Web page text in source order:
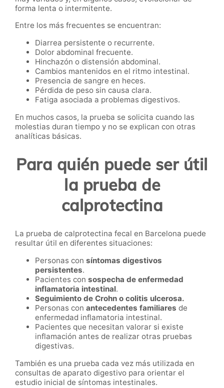
forma lenta o intermitente.
Entre los más frecuentes se encuentran:
Diarrea persistente o recurrente.
Dolor abdominal frecuente.
Hinchazón o distensión abdominal.
Cambios mantenidos en el ritmo intestinal.
Presencia de sangre en heces.
Pérdida de peso sin causa clara.
Fatiga asociada a problemas digestivos.
En muchos casos, la prueba se solicita cuando las
molestias duran tiempo y no se explican con otras
analíticas básicas.
Para quién puede ser útil
la prueba de
calprotectina
La prueba de calprotectina fecal en Barcelona puede
resultar útil en diferentes situaciones:
Personas con síntomas digestivos
persistentes.
Pacientes con sospecha de enfermedad
inflamatoria intestinal.
Seguimiento de Crohn o colitis ulcerosa.
Personas con antecedentes familiares de
enfermedad inflamatoria intestinal.
Pacientes que necesitan valorar si existe
inflamación antes de realizar otras pruebas
digestivas.
También es una prueba cada vez más utilizada en
consultas de aparato digestivo para orientar el
estudio inicial de síntomas intestinales.